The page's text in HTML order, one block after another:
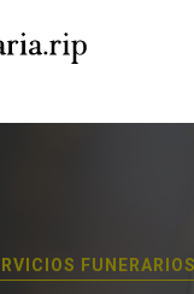
FUNERARIOS